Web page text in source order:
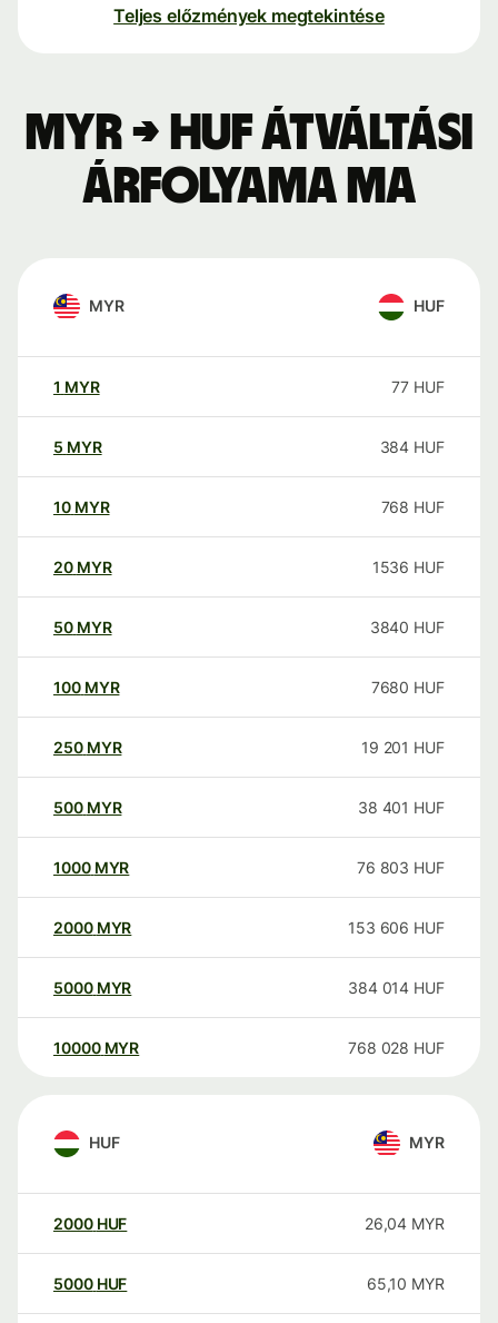
Teljes előzmények megtekintése
MYR → HUF átváltási
árfolyama ma
MYR HUF
1 MYR 77 HUF
5 MYR 384 HUF
10 MYR 768 HUF
20 MYR 1536 HUF
50 MYR 3840 HUF
100 MYR 7680 HUF
250 MYR 19 201 HUF
500 MYR 38 401 HUF
1000 MYR 76 803 HUF
2000 MYR 153 606 HUF
5000 MYR 384 014 HUF
10000 MYR 768 028 HUF
HUF MYR
2000 HUF 26,04 MYR
5000 HUF 65,10 MYR